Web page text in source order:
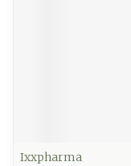
Ixxpharma